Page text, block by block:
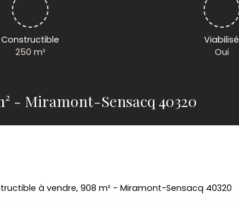
Constructible
250 m²
Viabilisé
Oui
- Miramont-Sensacq 40320
à vendre, 908 m² - Miramont-Sensacq 40320